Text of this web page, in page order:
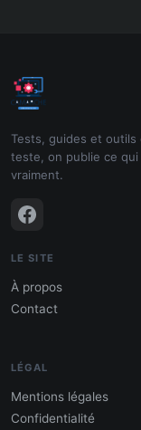
Tests, guides et
teste, on publie ce
vraiment.
LE SITE
À propos
Contact
LÉGAL
Mentions légales
Confidentialité